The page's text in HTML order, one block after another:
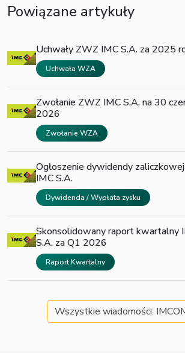
Powiązane artykuły
Uchwały ZWZ IMC S.A. za 2025
Uchwała WZA
Zwołanie ZWZ IMC S.A. na 30
2026
Zwołanie WZA
Ogłoszenie dywidendy
IMC S.A.
Dywidenda / Wypłata zysku
Skonsolidowany raport kwartalny
S.A. za Q1 2026
Raport Kwartalny
Wszystkie wiadomości: